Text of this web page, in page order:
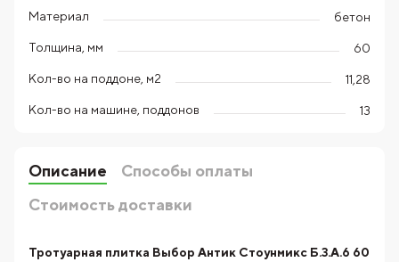
Материал бетон
Толщина, мм 60
Кол-во на поддоне, м2 11,28
Кол-во на машине, поддонов 13
Описание
Способы оплаты
Стоимость доставки
Тротуарная плитка Выбор Антик Стоунмикс Б.3.А.6 60